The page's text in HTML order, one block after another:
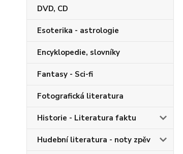
DVD, CD
Esoterika - astrologie
Encyklopedie, slovníky
Fantasy - Sci-fi
Fotografická literatura
Historie - Literatura faktu
Hudební literatura - noty zpěv